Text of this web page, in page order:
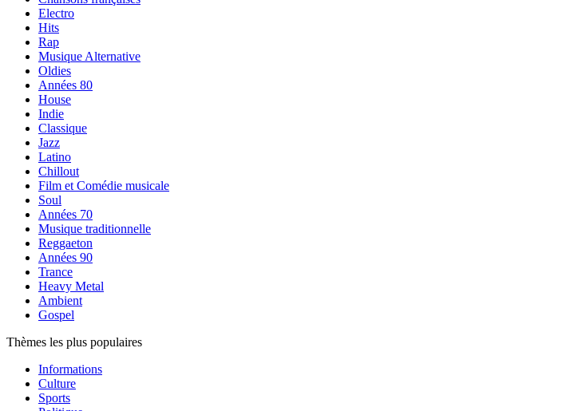
Electro
Hits
Rap
Musique Alternative
Oldies
Années 80
House
Indie
Classique
Jazz
Latino
Chillout
Film et Comédie musicale
Soul
Années 70
Musique traditionnelle
Reggaeton
Années 90
Trance
Heavy Metal
Ambient
Gospel
Thèmes les plus populaires
Informations
Culture
Sports